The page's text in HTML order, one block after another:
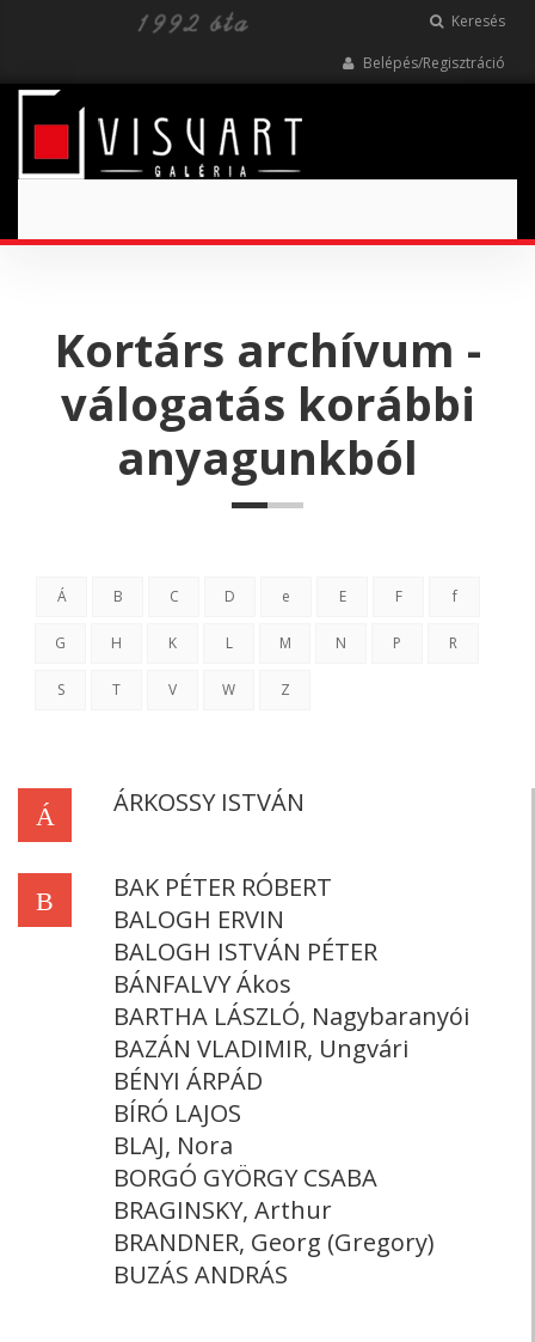
Keresés
Belépés/Regisztráció
Kortárs archívum -
válogatás korábbi
anyagunkból
Á B C D e E F f
G H K L M N P R
S T V W Z
Á ÁRKOSSY ISTVÁN
B
BAK PÉTER RÓBERT
BALOGH ERVIN
BALOGH ISTVÁN PÉTER
BÁNFALVY Ákos
BARTHA LÁSZLÓ, Nagybaranyói
BAZÁN VLADIMIR, Ungvári
BÉNYI ÁRPÁD
BÍRÓ LAJOS
BLAJ, Nora
BORGÓ GYÖRGY CSABA
BRAGINSKY, Arthur
BRANDNER, Georg (Gregory)
BUZÁS ANDRÁS